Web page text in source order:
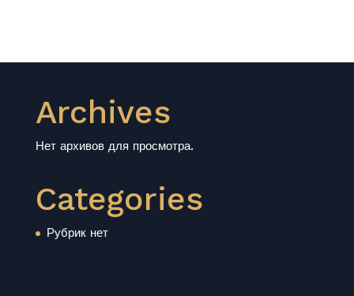
Archives
Нет архивов для просмотра.
Categories
Рубрик нет